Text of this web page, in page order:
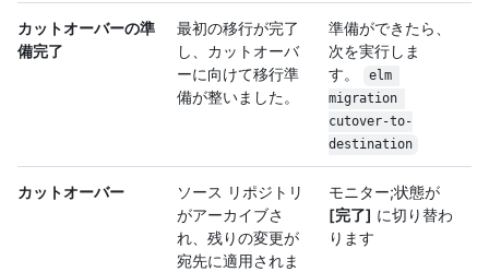
カットオーバーの準
備完了
最初の移行が完了
し、カットオーバ
ーに向けて移行準
備が整いました。
準備ができたら、
次を実行しま
す。
elm
migration
cutover-to-
destination
カットオーバー
ソース リポジトリ
がアーカイブさ
れ、残りの変更が
宛先に適用されま
モニター;状態が
[完了] に切り替わ
ります